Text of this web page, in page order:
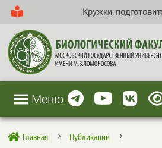
Кружки,
Меню
 Главная 5 Публикации 5